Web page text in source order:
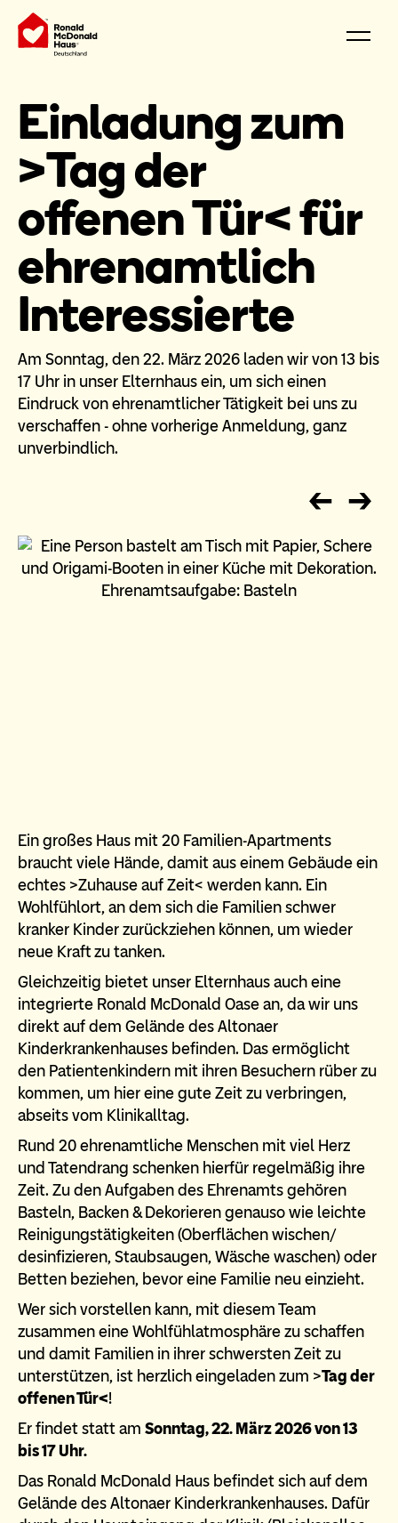
Einladung zum
>Tag der
offenen Tür< für
ehrenamtlich
Interessierte
Am Sonntag, den 22. März 2026 laden wir von 13 bis
17 Uhr in unser Elternhaus ein, um sich einen
Eindruck von ehrenamtlicher Tätigkeit bei uns zu
verschaffen - ohne vorherige Anmeldung, ganz
unverbindlich.
Ehrenamtsaufgabe: Basteln
Ein großes Haus mit 20 Familien-Apartments
braucht viele Hände, damit aus einem Gebäude ein
echtes >Zuhause auf Zeit< werden kann. Ein
Wohlfühlort, an dem sich die Familien schwer
kranker Kinder zurückziehen können, um wieder
neue Kraft zu tanken.
Gleichzeitig bietet unser Elternhaus auch eine
integrierte Ronald McDonald Oase an, da wir uns
direkt auf dem Gelände des Altonaer
Kinderkrankenhauses befinden. Das ermöglicht
den Patientenkindern mit ihren Besuchern rüber zu
kommen, um hier eine gute Zeit zu verbringen,
abseits vom Klinikalltag.
Rund 20 ehrenamtliche Menschen mit viel Herz
und Tatendrang schenken hierfür regelmäßig ihre
Zeit. Zu den Aufgaben des Ehrenamts gehören
Basteln, Backen & Dekorieren genauso wie leichte
Reinigungstätigkeiten (Oberflächen wischen/
desinfizieren, Staubsaugen, Wäsche waschen) oder
Betten beziehen, bevor eine Familie neu einzieht.
Wer sich vorstellen kann, mit diesem Team
zusammen eine Wohlfühlatmosphäre zu schaffen
und damit Familien in ihrer schwersten Zeit zu
unterstützen, ist herzlich eingeladen zum >Tag der
offenen Tür<!
Er findet statt amSonntag, 22. März 2026 von 13
bis 17 Uhr.
Das Ronald McDonald Haus befindet sich auf dem
Gelände des Altonaer Kinderkrankenhauses. Dafür